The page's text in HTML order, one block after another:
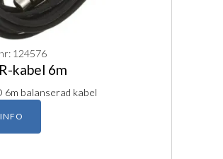
124576
kabel 6m
6m balanserad kabel
INFO